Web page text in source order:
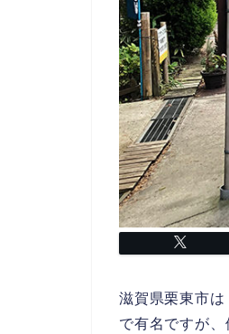
滋賀県栗東市
で有名ですが